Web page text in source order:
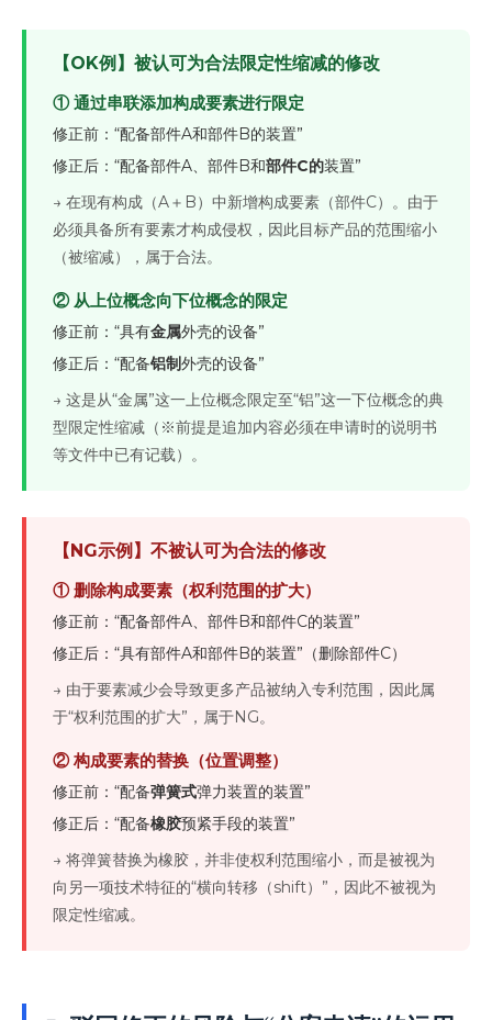
【OK例】被认可为合法限定性缩减的修改
① 通过串联添加构成要素进行限定
修正前：“配备部件A和部件B的装置”
修正后：“配备部件A、部件B和部件C的装置”
→ 在现有构成（A＋B）中新增构成要素（部件C）。由于
必须具备所有要素才构成侵权，因此目标产品的范围缩小
（被缩减），属于合法。
② 从上位概念向下位概念的限定
修正前：“具有金属外壳的设备”
修正后：“配备铝制外壳的设备”
→ 这是从“金属”这一上位概念限定至“铝”这一下位概念的典
型限定性缩减（※前提是追加内容必须在申请时的说明书
等文件中已有记载）。
【NG示例】不被认可为合法的修改
① 删除构成要素（权利范围的扩大）
修正前：“配备部件A、部件B和部件C的装置”
修正后：“具有部件A和部件B的装置”（删除部件C）
→ 由于要素减少会导致更多产品被纳入专利范围，因此属
于“权利范围的扩大”，属于NG。
② 构成要素的替换（位置调整）
修正前：“配备弹簧式弹力装置的装置”
修正后：“配备橡胶预紧手段的装置”
→ 将弹簧替换为橡胶，并非使权利范围缩小，而是被视为
向另一项技术特征的“横向转移（shift）”，因此不被视为
限定性缩减。